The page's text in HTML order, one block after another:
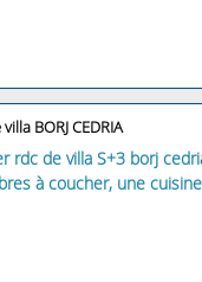
BORJ CEDRIA
rdc de villa S+3 borj
à coucher, une